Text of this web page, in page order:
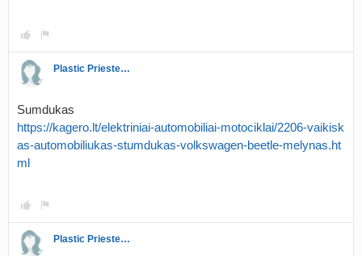
Plastic Priestess
Sumdukas
https://kagero.lt/elektriniai-automobiliai-motociklai/2206-vaikisk
as-automobiliukas-stumdukas-volkswagen-beetle-melynas.ht
ml
Plastic Priestess